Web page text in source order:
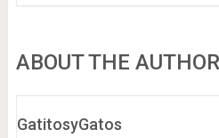
ABOUT THE AUTHOR
GatitosyGatos